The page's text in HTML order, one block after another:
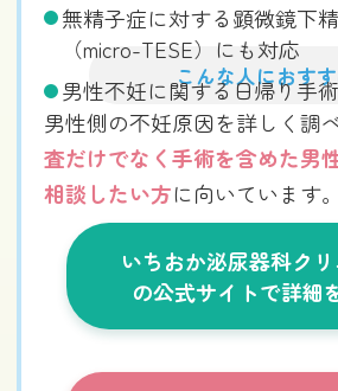
無精子症に対する顕微鏡下
（micro-TESE）にも対応
男性不妊に関する日帰り手
こんな人におす
男性側の不妊原因を詳しく調
査だけでなく手術を含めた男
相談したい方に向いています。
いちおか泌尿器科ク
の公式サイトで詳細